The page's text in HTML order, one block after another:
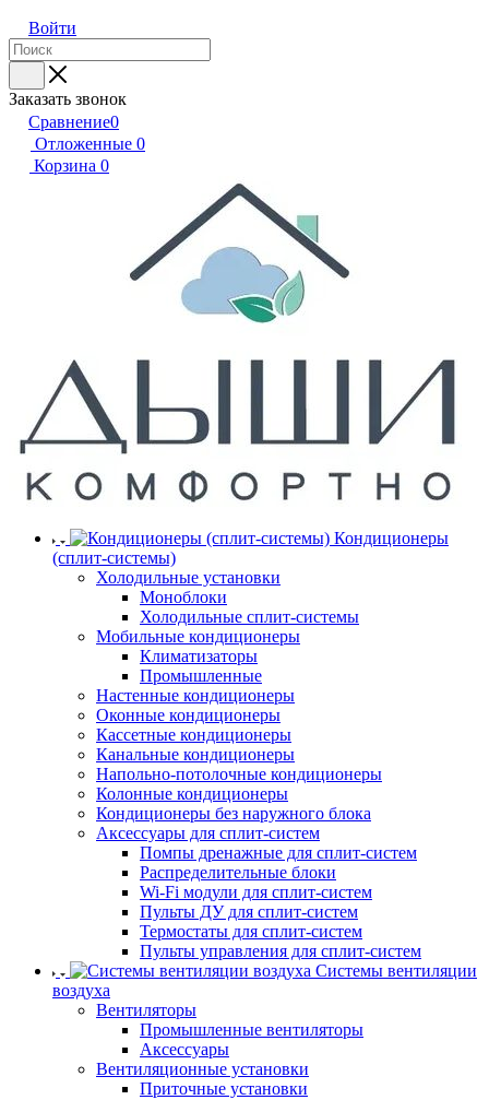
Войти
Заказать звонок
Сравнение0
Отложенные 0
Корзина 0
Кондиционеры
(сплит-системы)
Холодильные установки
Моноблоки
Холодильные сплит-системы
Мобильные кондиционеры
Климатизаторы
Промышленные
Настенные кондиционеры
Оконные кондиционеры
Кассетные кондиционеры
Канальные кондиционеры
Напольно-потолочные кондиционеры
Колонные кондиционеры
Кондиционеры без наружного блока
Аксессуары для сплит-систем
Помпы дренажные для сплит-систем
Распределительные блоки
Wi-Fi модули для сплит-систем
Пульты ДУ для сплит-систем
Термостаты для сплит-систем
Пульты управления для сплит-систем
Системы вентиляции
воздуха
Вентиляторы
Промышленные вентиляторы
Аксессуары
Вентиляционные установки
Приточные установки